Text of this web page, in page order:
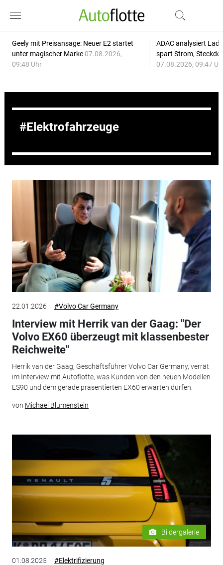
Geely mit Preisansage: Neuer E2 startet
unter magischer Marke 07.08.2026,
09:48 Uhr
ADAC analysiert
spart Strom,
07.08.2026, 09:47
Elektrofahrzeuge
22.01.2026 #Volvo Car Germany
Interview mit Herrik van der Gaag: "Der
Volvo EX60 überzeugt mit klassenbester
Reichweite"
Herrik van der Gaag, Geschäftsführer Volvo Car Germany, verrät
im Interview mit Autoflotte, was Kunden von den neuen Modellen
ES90 und dem gerade präsentierten EX60 erwarten dürfen.
von Michael Blumenstein
Bildergalerie
01.08.2025 #Elektrifizierung